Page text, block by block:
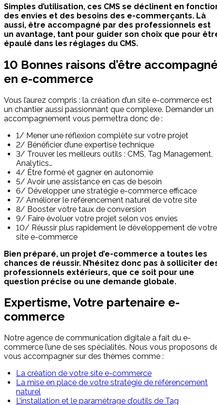
Simples d’utilisation, ces CMS se déclinent en
des envies et des besoins des e-commerçants. Là
aussi, être accompagné par des professionnels est
un avantage, tant pour guider son choix que pour
épaulé dans les réglages du CMS.
10 Bonnes raisons d’être
en e-commerce
Vous l’aurez compris : la création d’un site e-commerce est
un chantier aussi passionnant que complexe. Demander un
accompagnement vous permettra donc de :
1/ Mener une réflexion complète sur votre projet
2/ Bénéficier d’une expertise technique
3/ Trouver les meilleurs outils : CMS, Tag Management,
Analytics…
4/ Être formé et gagner en autonomie
5/ Avoir une assistance en cas de besoin
6/ Développer une stratégie e-commerce efficace
7/ Améliorer le référencement naturel de votre site
8/ Booster votre taux de conversion
9/ Faire évoluer votre projet selon vos envies
10/ Réussir plus rapidement le développement de votre
site e-commerce
Bien préparé, un projet d’e-commerce a toutes les
chances de réussir. N’hésitez donc pas à solliciter
professionnels extérieurs, que ce soit pour une
question précise ou une demande globale.
Expertisme, Votre partenaire e-
commerce
Notre agence de communication digitale a fait du e-
commerce l’une de ses spécialités. Nous vous proposons
vous accompagner sur des thèmes comme :
La création de votre site e-commerce
La mise en place de votre stratégie de référencement
naturel
L’installation et le paramétrage d’outils de Tag